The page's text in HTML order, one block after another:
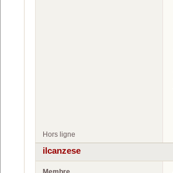
Hors ligne
ilcanzese